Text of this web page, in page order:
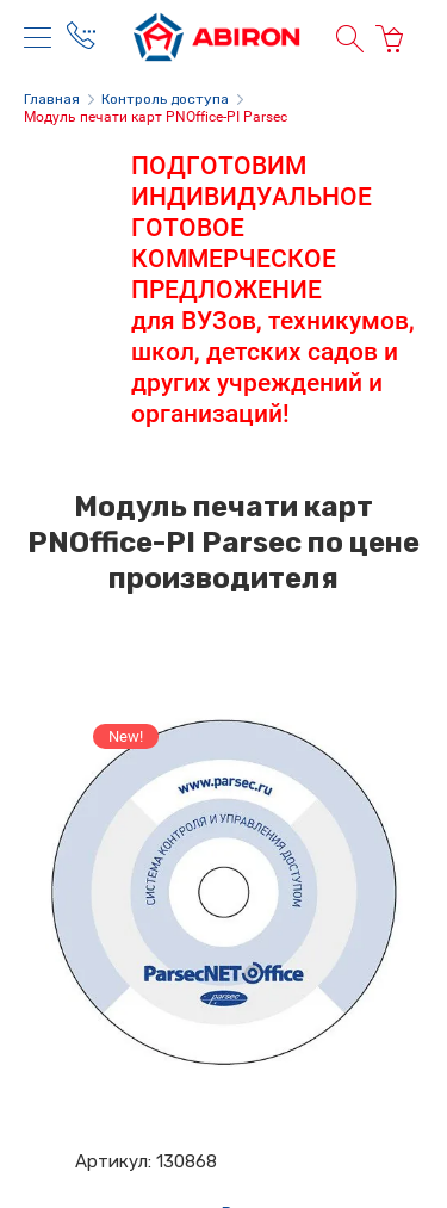
Главная
Контроль доступа
Модуль печати карт PNOffice-PI Parsec
ПОДГОТОВИМ
ИНДИВИДУАЛЬНОЕ
ГОТОВОЕ
КОММЕРЧЕСКОЕ
ПРЕДЛОЖЕНИЕ
для ВУЗов, техникумов,
школ, детских садов и
других учреждений и
организаций!
Модуль печати карт
PNOffice-PI Parsec по цене
производителя
New!
Артикул: 130868